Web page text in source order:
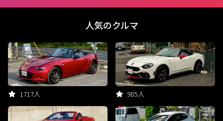
人気のクルマ
1717人 985人